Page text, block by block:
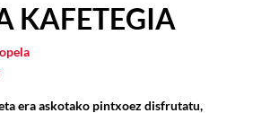
KAFETEGIA
era askotako pintxoezdisfrutatu,